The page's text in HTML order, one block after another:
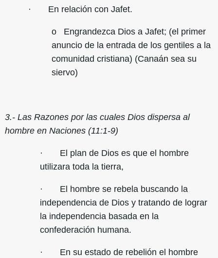
· En relación con Jafet.
o Engrandezca Dios a Jafet; (el primer
anuncio de la entrada de los gentiles a la
comunidad cristiana) (Canaán sea su
siervo)
3.- Las Razones por las cuales Dios dispersa al
hombre en Naciones (11:1-9)
· El plan de Dios es que el hombre
utilizara toda la tierra,
· El hombre se rebela buscando la
independencia de Dios y tratando de lograr
la independencia basada en la
confederación humana.
· En su estado de rebelión el hombre